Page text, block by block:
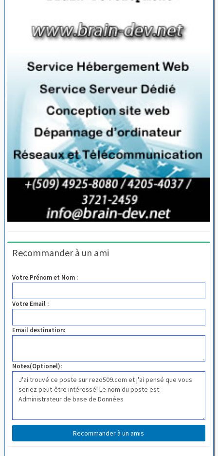
Recommander à un ami
Votre Prénom et Nom :
Votre Email :
Email destination:
Notes(Optionel):